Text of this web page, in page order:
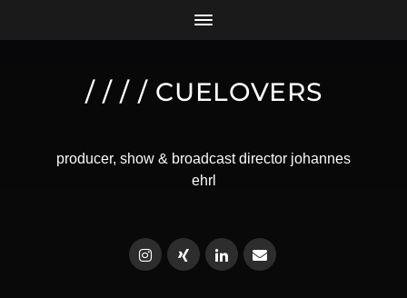
/ / / / CUELOVERS
producer, show & broadcast director johannes
ehrl